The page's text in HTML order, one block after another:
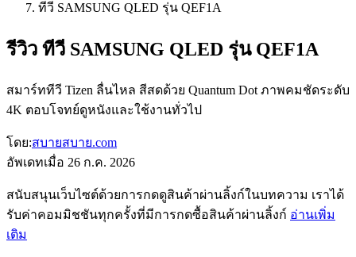
ทีวี SAMSUNG QLED รุ่น QEF1A
รีวิว ทีวี SAMSUNG QLED รุ่น QEF1A
สมาร์ททีวี Tizen ลื่นไหล สีสดด้วย Quantum Dot ภาพคมชัดระดับ
4K ตอบโจทย์ดูหนังและใช้งานทั่วไป
โดย:สบายสบาย.com
อัพเดทเมื่อ 26 ก.ค. 2026
สนับสนุนเว็บไซต์ด้วยการกดดูสินค้าผ่านลิ้งก์ในบทความ เราได้
รับค่าคอมมิชชันทุกครั้งที่มีการกดซื้อสินค้าผ่านลิ้งก์ อ่านเพิ่ม
เติม